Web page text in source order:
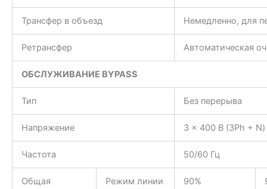
Трансфер в объезд Немедленно, для
Ретрансфер Автоматическая
ОБСЛУЖИВАНИЕ BYPASS
Тип Без перерыва
Напряжение 3 x 400 В (3Ph + N)
Частота 50/60 Гц
Общая
Режим линии 90%